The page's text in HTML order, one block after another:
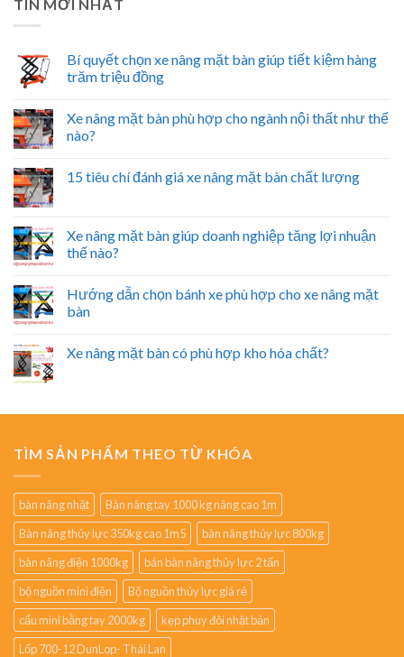
TIN MỚI NHẤT
Bí quyết chọn xe nâng mặt bàn giúp tiết kiệm hàng
trăm triệu đồng
Xe nâng mặt bàn phù hợp cho ngành nội thất như thế
nào?
15 tiêu chí đánh giá xe nâng mặt bàn chất lượng
Xe nâng mặt bàn giúp doanh nghiệp tăng lợi nhuận
thế nào?
Hướng dẫn chọn bánh xe phù hợp cho xe nâng mặt
bàn
Xe nâng mặt bàn có phù hợp kho hóa chất?
TÌM SẢN PHẨM THEO TỪ KHÓA
bàn nâng nhật
Bàn nâng tay 1000 kg nâng cao 1m
Bàn nâng thủy lực 350kg cao 1m5
bàn nâng thủy lực 800kg
bàn nâng điện 1000kg
bán bàn nâng thủy lực 2 tấn
bộ nguồn mini điện
Bộ nguồn thủy lực giá rẻ
cẩu mini bằng tay 2000kg
kẹp phuy đôi nhật bản
Lốp 700-12 DunLop- Thái Lan